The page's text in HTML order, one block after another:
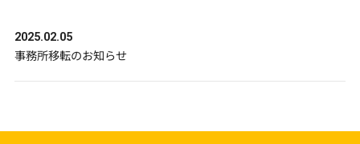
2025.02.05
事務所移転のお知らせ